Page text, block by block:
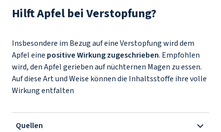
Hilft Apfel bei Verstopfung?
Insbesondere im Bezug auf eine Verstopfung wird dem
Apfel eine positive Wirkung zugeschrieben. Empfohlen
wird, den Apfel gerieben auf nüchternen Magen zu essen.
Auf diese Art und Weise können die Inhaltsstoffe ihre volle
Wirkung entfalten
Quellen